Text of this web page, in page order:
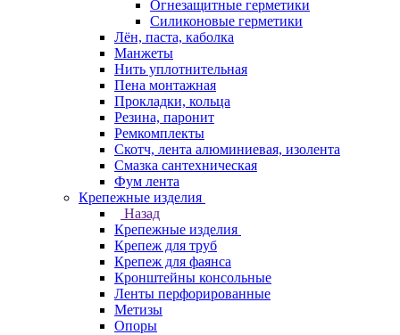
Огнезащитные герметики
Силиконовые герметики
Лён, паста, каболка
Манжеты
Нить уплотнительная
Пена монтажная
Прокладки, кольца
Резина, паронит
Ремкомплекты
Скотч, лента алюминиевая, изолента
Смазка сантехническая
Фум лента
Крепежные изделия
Назад
Крепежные изделия
Крепеж для труб
Крепеж для фаянса
Кронштейны консольные
Ленты перфорированные
Метизы
Опоры